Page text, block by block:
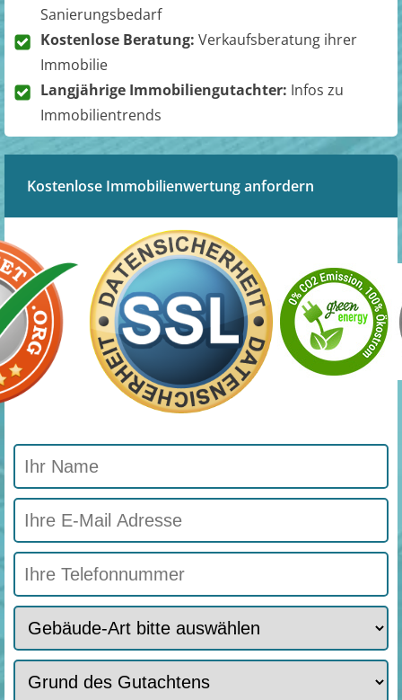
Sanierungsbedarf
Kostenlose Beratung: Verkaufsberatung ihrer
Immobilie
Langjährige Immobiliengutachter: Infos zu
Immobilientrends
Kostenlose Immobilienwertung anfordern